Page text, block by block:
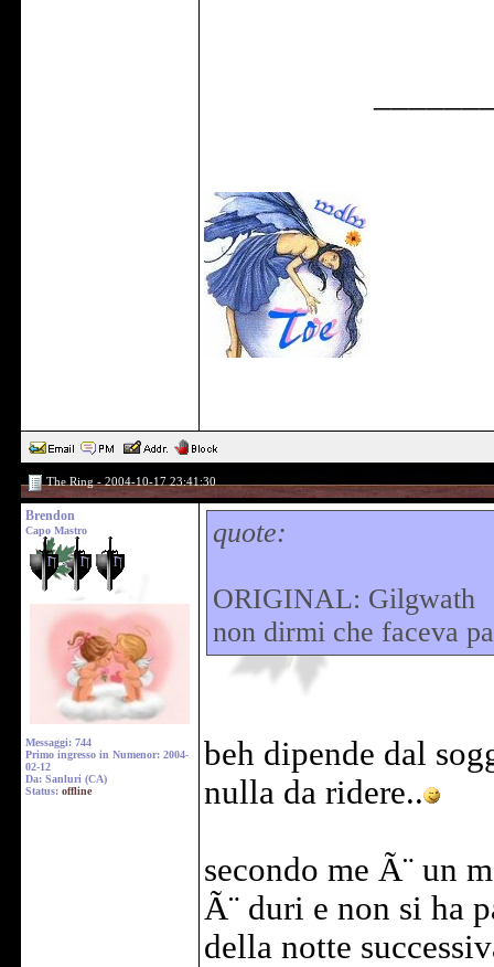
The Ring - 2004-10-17 23:41:30
Brendon
Capo Mastro
Messaggi: 744
Primo ingresso in Numenor: 2004-
02-12
Da: Sanluri (CA)
Status: offline
quote:
ORIGINAL: Gilgwath
non dirmi che faceva
beh dipende dal
nulla da ridere..
secondo me Ã¨ un
Ã¨ duri e non si ha
della notte